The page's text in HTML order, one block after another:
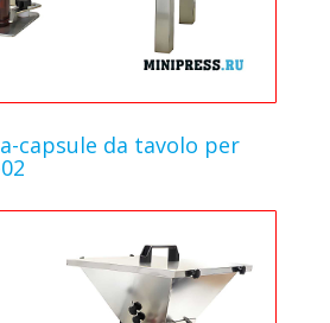
capsule da tavolo per